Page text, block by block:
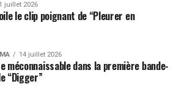
juillet 2026
le clip poignant de “Pleurer en
14 juillet 2026
méconnaissable dans la première bande-
“Digger”